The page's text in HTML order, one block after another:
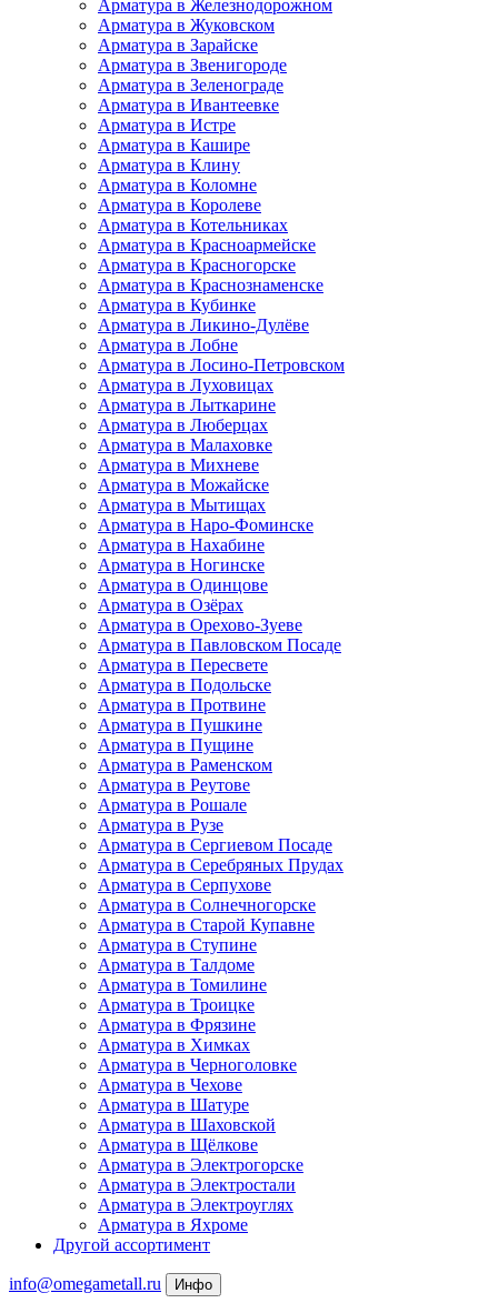
Арматура в Железнодорожном
Арматура в Жуковском
Арматура в Зарайске
Арматура в Звенигороде
Арматура в Зеленограде
Арматура в Ивантеевке
Арматура в Истре
Арматура в Кашире
Арматура в Клину
Арматура в Коломне
Арматура в Королеве
Арматура в Котельниках
Арматура в Красноармейске
Арматура в Красногорске
Арматура в Краснознаменске
Арматура в Кубинке
Арматура в Ликино-Дулёве
Арматура в Лобне
Арматура в Лосино-Петровском
Арматура в Луховицах
Арматура в Лыткарине
Арматура в Люберцах
Арматура в Малаховке
Арматура в Михневе
Арматура в Можайске
Арматура в Мытищах
Арматура в Наро-Фоминске
Арматура в Нахабине
Арматура в Ногинске
Арматура в Одинцове
Арматура в Озёрах
Арматура в Орехово-Зуеве
Арматура в Павловском Посаде
Арматура в Пересвете
Арматура в Подольске
Арматура в Протвине
Арматура в Пушкине
Арматура в Пущине
Арматура в Раменском
Арматура в Реутове
Арматура в Рошале
Арматура в Рузе
Арматура в Сергиевом Посаде
Арматура в Серебряных Прудах
Арматура в Серпухове
Арматура в Солнечногорске
Арматура в Старой Купавне
Арматура в Ступине
Арматура в Талдоме
Арматура в Томилине
Арматура в Троицке
Арматура в Фрязине
Арматура в Химках
Арматура в Черноголовке
Арматура в Чехове
Арматура в Шатуре
Арматура в Шаховской
Арматура в Щёлкове
Арматура в Электрогорске
Арматура в Электростали
Арматура в Электроуглях
Арматура в Яхроме
Другой ассортимент
info@omegametall.ru Инфо